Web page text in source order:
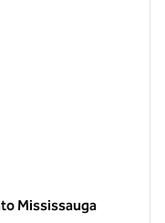
Mississauga